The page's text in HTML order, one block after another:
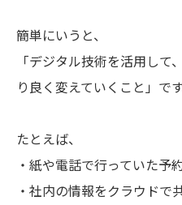
簡単にいうと、
「デジタル技術を活用し
り良く変えていくこと」です
たとえば、
・紙や電話で行っていた予
・社内の情報をクラウドで